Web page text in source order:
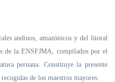
andinos, amazónicos y del litoral
de la ENSFJMA, compilados por el
peruana. Constituye la presente
de los maestros mayores.